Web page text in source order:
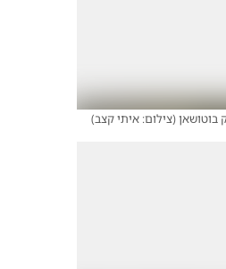
בוטושאן(צילום: איתי קצב)